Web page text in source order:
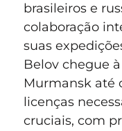
brasileiros e
colaboração
suas
Belov chegue
Murmansk até
licenças
cruciais, com